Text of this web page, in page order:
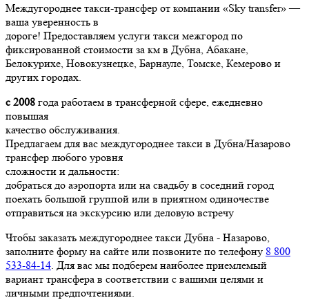
Междугороднее такси-трансфер от компании «Sky transfer» —
ваша уверенность в
дороге! Предоставляем услуги такси межгород по
фиксированной стоимости за км в Дубна, Абакане,
Белокурихе, Новокузнецке, Барнауле, Томске, Кемерово и
других городах.
с 2008 года работаем в трансферной сфере, ежедневно
повышая
качество обслуживания.
Предлагаем для вас междугороднее такси в Дубна/Назарово
трансфер любого уровня
сложности и дальности:
добраться до аэропорта или на свадьбу в соседний город
поехать большой группой или в приятном одиночестве
отправиться на экскурсию или деловую встречу
Чтобы заказать междугороднее такси Дубна - Назарово,
заполните форму на сайте или позвоните по телефону 8 800
533-84-14. Для вас мы подберем наиболее приемлемый
вариант трансфера в соответствии с вашими целями и
личными предпочтениями.